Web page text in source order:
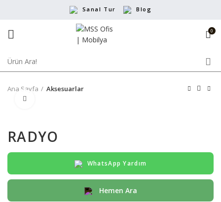
Sanal Tur Blog
0
Ana Sayfa
Aksesuarlar
RADYO
WhatsApp Yardım
Hemen Ara